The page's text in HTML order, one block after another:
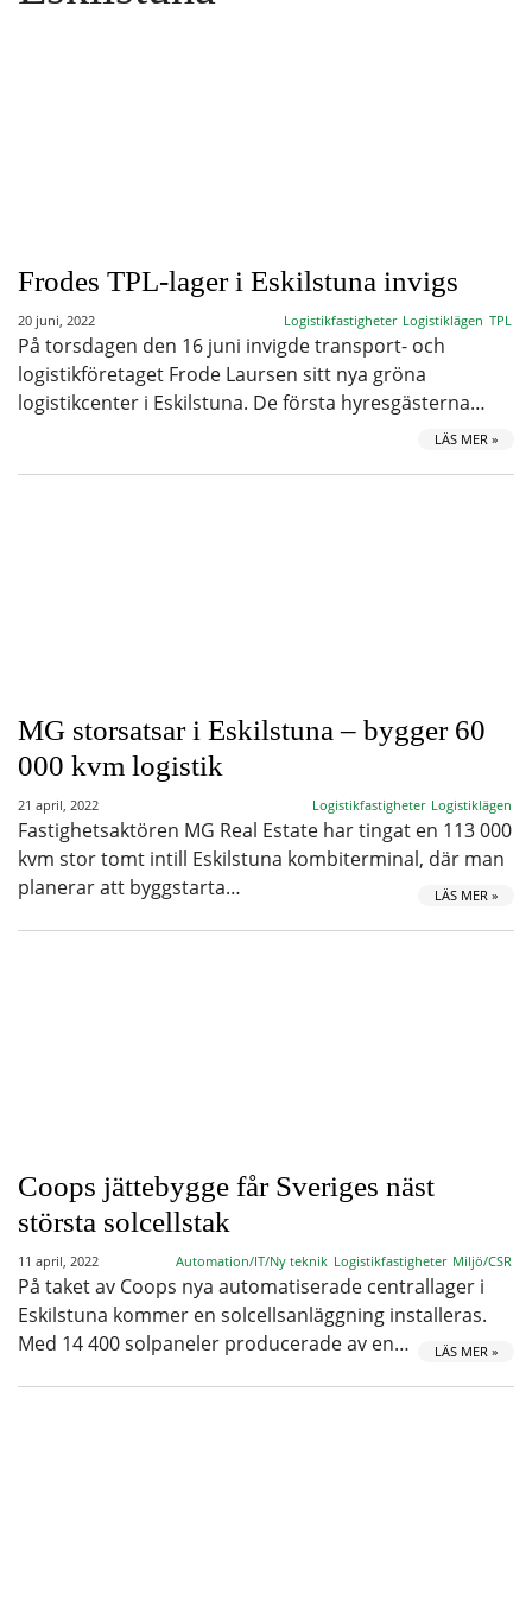
Frodes TPL-lager i Eskilstuna invigs
20 juni, 2022 Logistikfastigheter Logistiklägen TPL
På torsdagen den 16 juni invigde transport- och
logistikföretaget Frode Laursen sitt nya gröna
logistikcenter i Eskilstuna. De första hyresgästerna…
LÄS MER »
MG storsatsar i Eskilstuna – bygger 60
000 kvm logistik
21 april, 2022 Logistikfastigheter Logistiklägen
Fastighetsaktören MG Real Estate har tingat en 113 000
kvm stor tomt intill Eskilstuna kombiterminal, där man
planerar att byggstarta…
LÄS MER »
Coops jättebygge får Sveriges näst
största solcellstak
11 april, 2022 Automation/IT/Ny teknik Logistikfastigheter Miljö/CSR
På taket av Coops nya automatiserade centrallager i
Eskilstuna kommer en solcellsanläggning installeras.
Med 14 400 solpaneler producerade av en…
LÄS MER »